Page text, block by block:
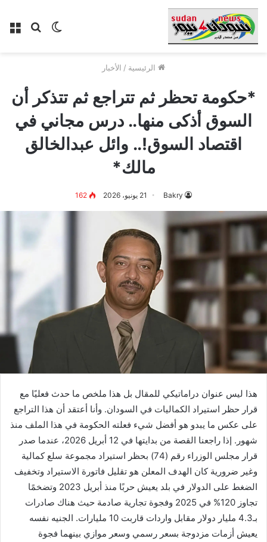
بحث الوضع
الرئيسية / الأخبار
*حكومة تحظر ثم تتراجع ثم تتذكر أن
السوق أذكى منها.. درس مجاني في
اقتصاد السوق!.. وائل عبدالخالق
مالك*
Bakry 21 يونيو، 2026 162
هذا ليس عنوان دراماتيكي للمقال بل هذا ملخص ما حدث فعليًا مع
قرار حظر استيراد الكماليات في السودان. وأنا أعتقد أن هذا التراجع
على عكس ما يبدو هو أفضل شيء فعلته الحكومة في هذا الملف منذ
شهور. إذا راجعنا القصة من بدايتها في 12 أبريل 2026، عندما صدر
قرار مجلس الوزراء رقم (74) بحظر استيراد مجموعة سلع كمالية
وغير ضرورية كان الهدف المعلن هو تقليل فاتورة الاستيراد وتخفيف
الضغط على الدولار في بلد يعيش حربًا منذ أبريل 2023 وتضخمًا
تجاوز 120% في 2025 وفجوة تجارية صادمة حيث هناك صادرات
بـ4.3 مليار دولار مقابل واردات قاربت 10 مليارات. الجنيه نفسه
يعيش أزمات مزدوجة بسعر رسمي وسعر موازي بينهما فجوة